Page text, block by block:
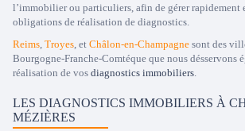
l’immobilier ou particuliers, afin de gérer rapidement
obligations de réalisation de diagnostics.
Reims, Troyes, et Châlon-en-Champagne sont des
Bourgogne-Franche-Comtéque que nous désservons
réalisation de vos diagnostics immobiliers.
LES DIAGNOSTICS IMMOBILIERS À
MÉZIÈRES